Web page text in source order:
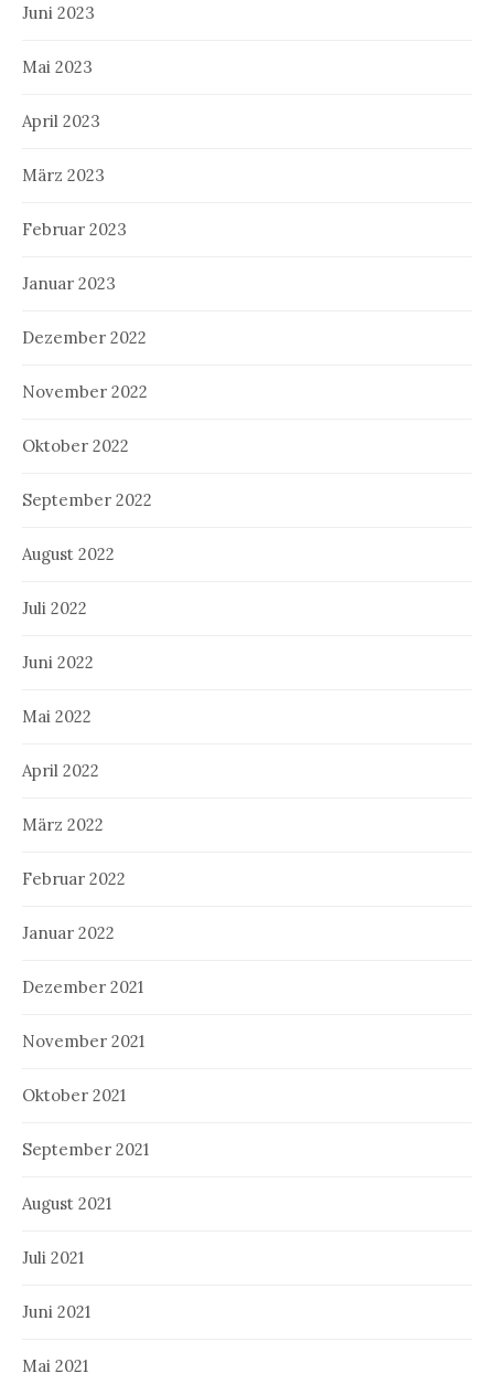
Juni 2023
Mai 2023
April 2023
März 2023
Februar 2023
Januar 2023
Dezember 2022
November 2022
Oktober 2022
September 2022
August 2022
Juli 2022
Juni 2022
Mai 2022
April 2022
März 2022
Februar 2022
Januar 2022
Dezember 2021
November 2021
Oktober 2021
September 2021
August 2021
Juli 2021
Juni 2021
Mai 2021